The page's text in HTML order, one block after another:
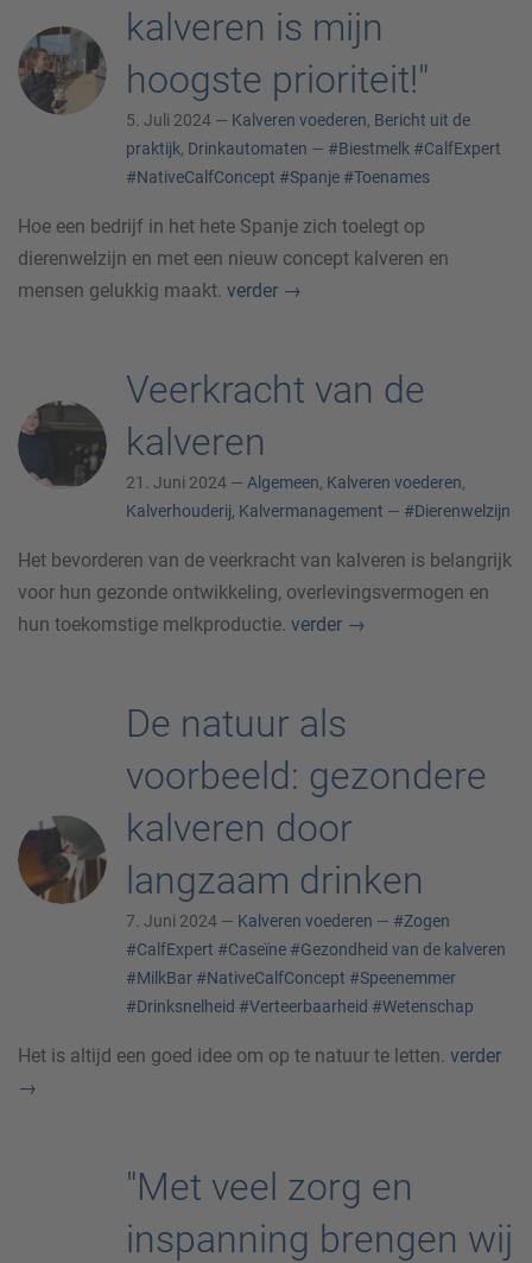
kalveren is mijn
hoogste prioriteit!"
5. Juli 2024 — Kalveren voederen, Bericht uit de
praktijk, Drinkautomaten — #Biestmelk #CalfExpert
#NativeCalfConcept #Spanje #Toenames
Hoe een bedrijf in het hete Spanje zich toelegt op
dierenwelzijn en met een nieuw concept kalveren en
mensen gelukkig maakt. verder →
Veerkracht van de
kalveren
21. Juni 2024 — Algemeen, Kalveren voederen,
Kalverhouderij, Kalvermanagement — #Dierenwelzijn
Het bevorderen van de veerkracht van kalveren is belangrijk
voor hun gezonde ontwikkeling, overlevingsvermogen en
hun toekomstige melkproductie. verder →
De natuur als
voorbeeld: gezondere
kalveren door
langzaam drinken
7. Juni 2024 — Kalveren voederen — #Zogen
#CalfExpert #Caseïne #Gezondheid van de kalveren
#MilkBar #NativeCalfConcept #Speenemmer
#Drinksnelheid #Verteerbaarheid #Wetenschap
Het is altijd een goed idee om op te natuur te letten. verder
→
"Met veel zorg en
inspanning brengen wij